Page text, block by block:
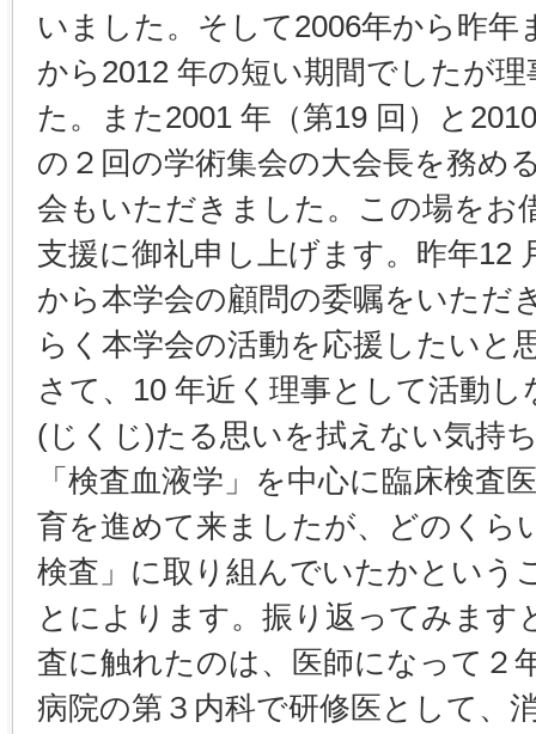
いました。そして2006年から昨年
から2012 年の短い期間でしたが
た。また2001 年（第19 回）と
の２回の学術集会の大会長を務め
会もいただきました。この場をお
支援に御礼申し上げます。昨年12
から本学会の顧問の委嘱をいただ
らく本学会の活動を応援したいと
さて、10 年近く理事として活動
(じくじ)たる思いを拭えない気持
「検査血液学」を中心に臨床検査
育を進めて来ましたが、どのくら
検査」に取り組んでいたかという
とによります。振り返ってみます
査に触れたのは、医師になって２
病院の第３内科で研修医として、